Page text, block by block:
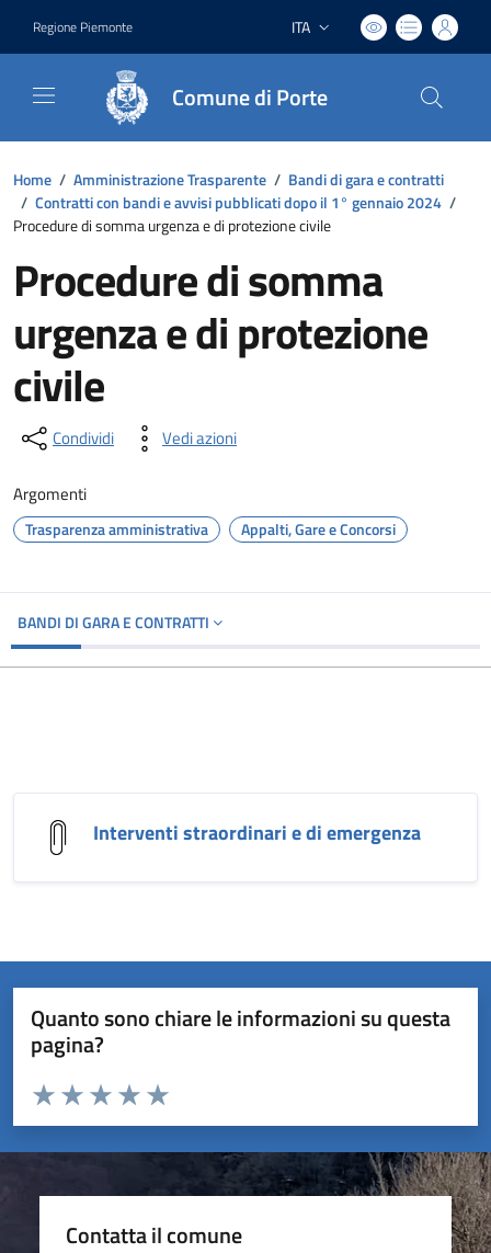
Regione Piemonte Lingua attiva:
ITA
Comune di Porte
Home / Amministrazione Trasparente / Bandi di gara e contratti
/ Contratti con bandi e avvisi pubblicati dopo il 1° gennaio 2024 /
Procedure di somma urgenza e di protezione civile
Procedure di somma
urgenza e di protezione
civile
Condividi Vedi azioni
Argomenti
Trasparenza amministrativa Appalti, Gare e Concorsi
BANDI DI GARA E CONTRATTI
Interventi straordinari e di emergenza
Quanto sono chiare le informazioni su questa
pagina?
Valuta da 1 a 5 stelle la pagina
Valuta 5 stelle su 5
Valuta 4 stelle su 5
Valuta 3 stelle su 5
Valuta 2 stelle su 5
Valuta 1 stelle su 5
Contatta il comune